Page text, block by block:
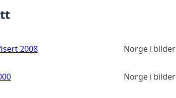
2008 Norge i bilder
Norge i bilder